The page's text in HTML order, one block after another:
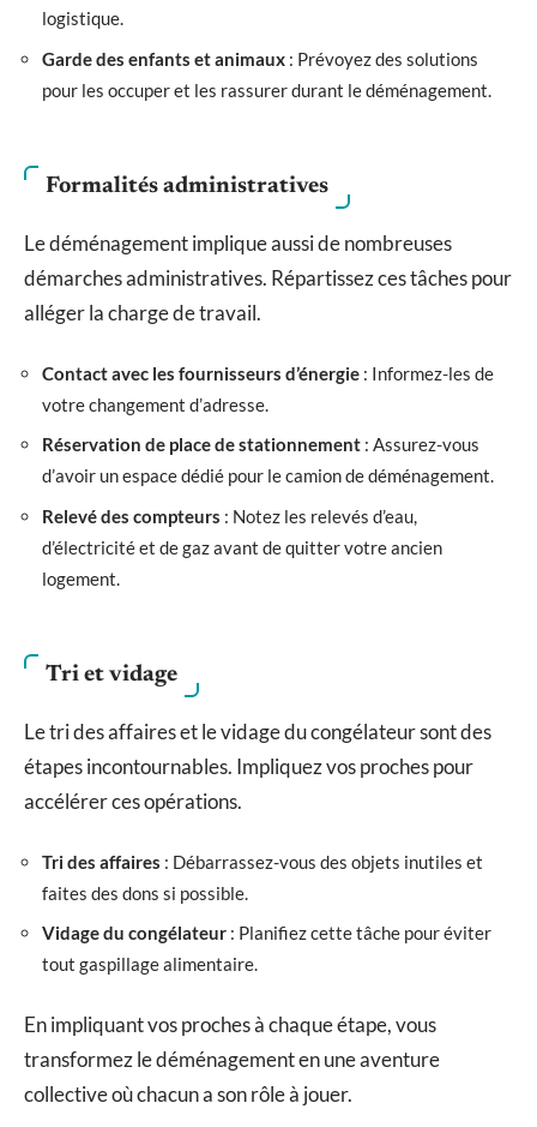
logistique.
Garde des enfants et animaux : Prévoyez des solutions
pour les occuper et les rassurer durant le déménagement.
Formalités administratives
Le déménagement implique aussi de nombreuses
démarches administratives. Répartissez ces tâches pour
alléger la charge de travail.
Contact avec les fournisseurs d’énergie : Informez-les de
votre changement d’adresse.
Réservation de place de stationnement : Assurez-vous
d’avoir un espace dédié pour le camion de déménagement.
Relevé des compteurs : Notez les relevés d’eau,
d’électricité et de gaz avant de quitter votre ancien
logement.
Tri et vidage
Le tri des affaires et le vidage du congélateur sont des
étapes incontournables. Impliquez vos proches pour
accélérer ces opérations.
Tri des affaires : Débarrassez-vous des objets inutiles et
faites des dons si possible.
Vidage du congélateur : Planifiez cette tâche pour éviter
tout gaspillage alimentaire.
En impliquant vos proches à chaque étape, vous
transformez le déménagement en une aventure
collective où chacun a son rôle à jouer.